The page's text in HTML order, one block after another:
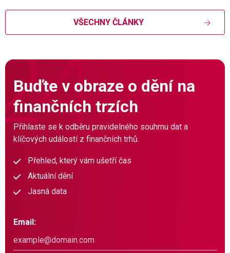
VŠECHNY ČLÁNKY
Buďte v obraze o dění na
finančních trzích
Přihlaste se k odběru pravidelného souhrnu dat a
klíčových událostí z finančních trhů.
Přehled, který vám ušetří čas
Aktuální dění
Jasná data
Email: